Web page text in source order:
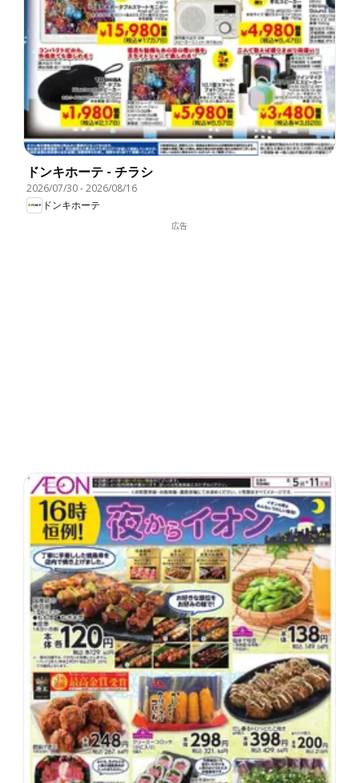
ドンキホーテ - チラシ
2026/07/30-2026/08/16
ドンキホーテ
広告